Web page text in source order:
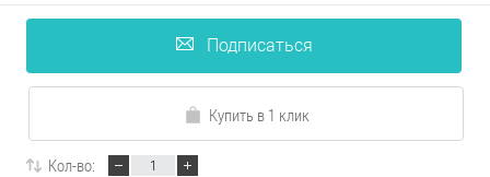
Подписаться
Купить в 1 клик
Кол-во: